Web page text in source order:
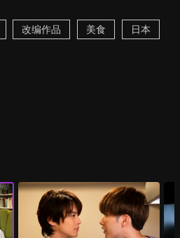
改编作品 美食 日本